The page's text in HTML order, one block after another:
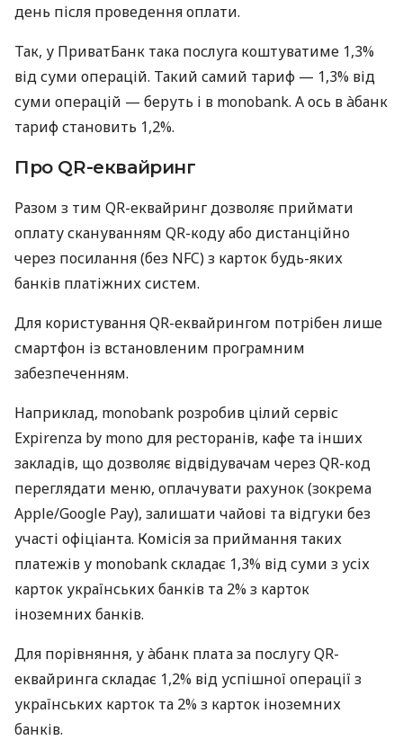
день після проведення оплати.
Так, у ПриватБанк така послуга коштуватиме 1,3%
від суми операцій. Такий самий тариф — 1,3% від
суми операцій — беруть і в monobank. А ось в àбанк
тариф становить 1,2%.
Про QR-еквайринг
Разом з тим QR-еквайринг дозволяє приймати
оплату скануванням QR-коду або дистанційно
через посилання (без NFC) з карток будь-яких
банків платіжних систем.
Для користування QR-еквайрингом потрібен лише
смартфон із встановленим програмним
забезпеченням.
Наприклад, monobank розробив цілий сервіс
Expirenza by mono для ресторанів, кафе та інших
закладів, що дозволяє відвідувачам через QR-код
переглядати меню, оплачувати рахунок (зокрема
Apple/Google Pay), залишати чайові та відгуки без
участі офіціанта. Комісія за приймання таких
платежів у monobank складає 1,3% від суми з усіх
карток українських банків та 2% з карток
іноземних банків.
Для порівняння, у àбанк плата за послугу QR-
еквайринга складає 1,2% від успішної операції з
українських карток та 2% з карток іноземних
банків.